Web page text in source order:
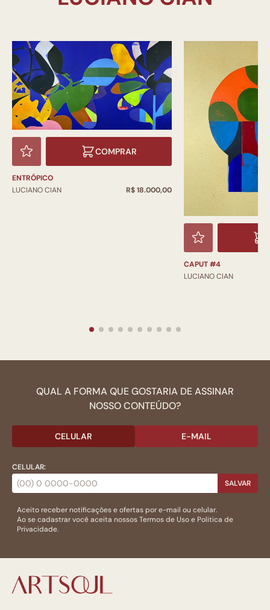
COMPRAR
ENTRÓPICO
LUCIANO CIAN
R$ 18.000,00
CAPUT #4
LUCIANO CIAN
QUAL A FORMA QUE GOSTARIA DE ASSINAR
NOSSO CONTEÚDO?
CELULAR E-MAIL
CELULAR:
SALVAR
Aceito receber notificações e ofertas por e-mail ou celular.
Ao se cadastrar você aceita nossosTermos de Usoe Politica de
Privacidade.